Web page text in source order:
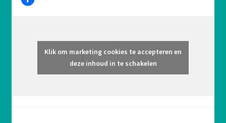
Design4all.nu
Klik om marketing cookies te accepteren en
deze inhoud in te schakelen